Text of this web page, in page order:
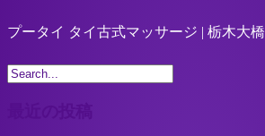
プータイ タイ古式マッサージ | 栃木大橋